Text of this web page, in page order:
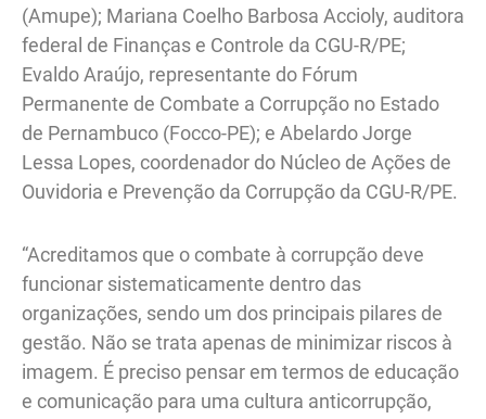
(Amupe); Mariana Coelho Barbosa Accioly, auditora
federal de Finanças e Controle da CGU-R/PE;
Evaldo Araújo, representante do Fórum
Permanente de Combate a Corrupção no Estado
de Pernambuco (Focco-PE); e Abelardo Jorge
Lessa Lopes, coordenador do Núcleo de Ações de
Ouvidoria e Prevenção da Corrupção da CGU-R/PE.
“Acreditamos que o combate à corrupção deve
funcionar sistematicamente dentro das
organizações, sendo um dos principais pilares de
gestão. Não se trata apenas de minimizar riscos à
imagem. É preciso pensar em termos de educação
e comunicação para uma cultura anticorrupção,